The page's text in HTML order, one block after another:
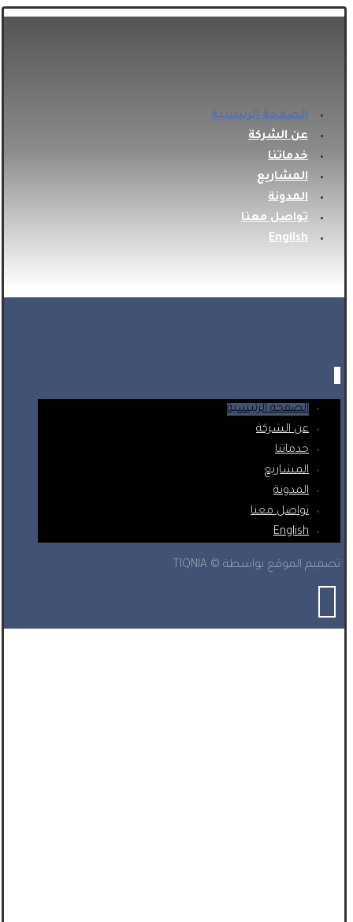
الصفحة الرئيسية
عن الشركة
خدماتنا
المشاريع
المدونة
تواصل معنا
English
الصفحة الرئيسية
عن الشركة
خدماتنا
المشاريع
المدونة
تواصل معنا
English
تصميم الموقع بواسطة © TIQNIA